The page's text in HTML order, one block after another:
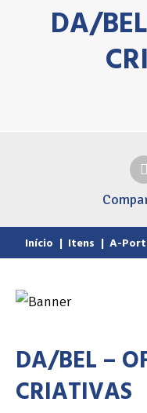
DA/
Início | Itens | A-
DA/BEL –
CRIATIVAS